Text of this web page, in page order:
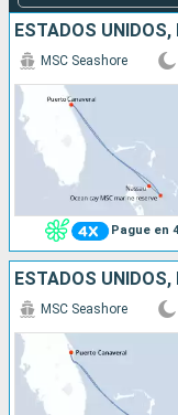
ESTADOS
Pague en
MSC Seashore
ESTADOS
MSC Seashore